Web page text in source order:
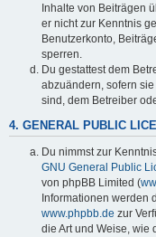
Inhalte von Beiträgen
er nicht zur Kenntnis
Benutzerkonto,
sperren.
Du gestattest dem
abzuändern, sofern
sind, dem Betreiber
4. GENERAL PUBLIC
Du nimmst zur
GNU General Public
von phpBB Limited (
Informationen werden
www.phpbb.de zur
die Art und Weise, wie